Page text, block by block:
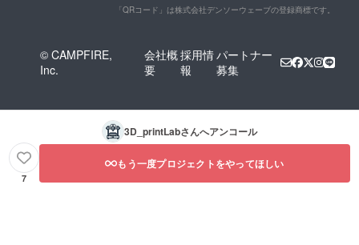
「QRコード」は株式会社デンソーウェーブの登録商標です。
© CAMPFIRE,
Inc.
会社概
要
採用情
報
パートナー
募集
3D_printLabさんへアンコール
7
もう一度プロジェクトをやってほしい